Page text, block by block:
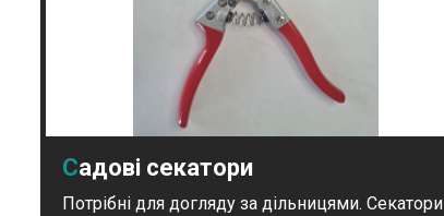
Садові секатори
Потрібні для догляду за дільницями. Секатори